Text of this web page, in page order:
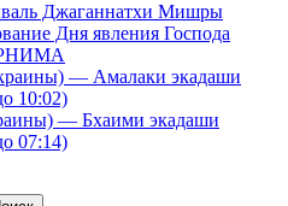
Джаганнатхи Мишры
Дня явления Господа
— Амалаки экадаши
10:02)
— Бхаими экадаши
07:14)